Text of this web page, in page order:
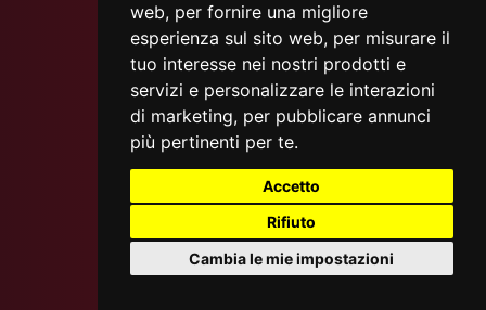
web, per fornire una migliore
esperienza sul sito web, per misurare il
tuo interesse nei nostri prodotti e
servizi e personalizzare le interazioni
di marketing, per pubblicare annunci
più pertinenti per te.
Accetto
Rifiuto
Cambia le mie impostazioni